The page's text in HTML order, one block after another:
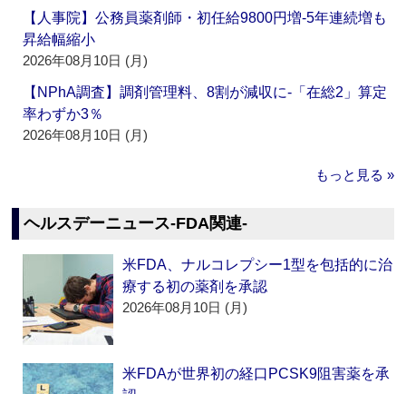
【人事院】公務員薬剤師・初任給9800円増‐5年連続増も
昇給幅縮小
2026年08月10日 (月)
【NPhA調査】調剤管理料、8割が減収に‐「在総2」算定
率わずか3％
2026年08月10日 (月)
もっと見る »
ヘルスデーニュース‐FDA関連‐
米FDA、ナルコレプシー1型を包括的に治
療する初の薬剤を承認
2026年08月10日 (月)
米FDAが世界初の経口PCSK9阻害薬を承